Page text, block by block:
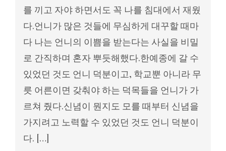
를 끼고 자야 하면서도 꼭 나를 침대에서 재웠
다.언니가 많은 것들에 무심하게 대꾸할 때마
다 나는 언니의 이쁨을 받는다는 사실을 비밀
로 간직하며 혼자 뿌듯해했다.한예종에 갈 수
있었던 것도 언니 덕분이고, 학교뿐 아니라 무
릇 어른이면 갖춰야 하는 덕목들을 언니가 가
르쳐 줬다.신념이 뭔지도 모를 때부터 신념을
가지려고 노력할 수 있었던 것도 언니 덕분이
다. […]